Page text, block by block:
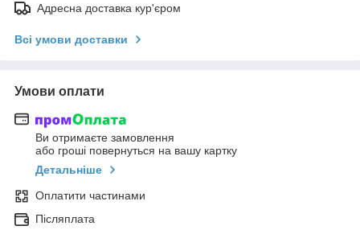
Адресна доставка кур'єром
Всі умови доставки
Умови оплати
Ви отримаєте замовлення
або гроші повернуться на вашу картку
Детальніше
Оплатити частинами
Післяплата